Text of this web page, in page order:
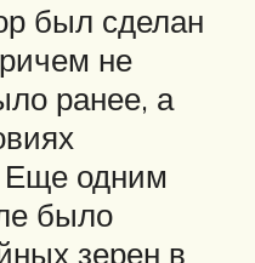
был сделан
не
ранее, а
Еще одним
было
зерен в